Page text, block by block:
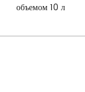
объемом 10 л